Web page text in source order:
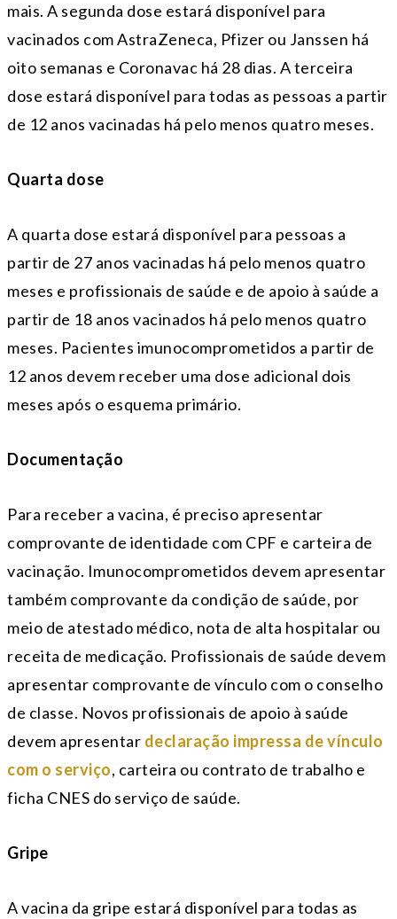
mais. A segunda dose estará disponível para
vacinados com AstraZeneca, Pfizer ou Janssen há
oito semanas e Coronavac há 28 dias. A terceira
dose estará disponível para todas as pessoas a partir
de 12 anos vacinadas há pelo menos quatro meses.
Quarta dose
A quarta dose estará disponível para pessoas a
partir de 27 anos vacinadas há pelo menos quatro
meses e profissionais de saúde e de apoio à saúde a
partir de 18 anos vacinados há pelo menos quatro
meses. Pacientes imunocomprometidos a partir de
12 anos devem receber uma dose adicional dois
meses após o esquema primário.
Documentação
Para receber a vacina, é preciso apresentar
comprovante de identidade com CPF e carteira de
vacinação. Imunocomprometidos devem apresentar
também comprovante da condição de saúde, por
meio de atestado médico, nota de alta hospitalar ou
receita de medicação. Profissionais de saúde devem
apresentar comprovante de vínculo com o conselho
de classe. Novos profissionais de apoio à saúde
devem apresentar declaração impressa de vínculo
com o serviço, carteira ou contrato de trabalho e
ficha CNES do serviço de saúde.
Gripe
A vacina da gripe estará disponível para todas as